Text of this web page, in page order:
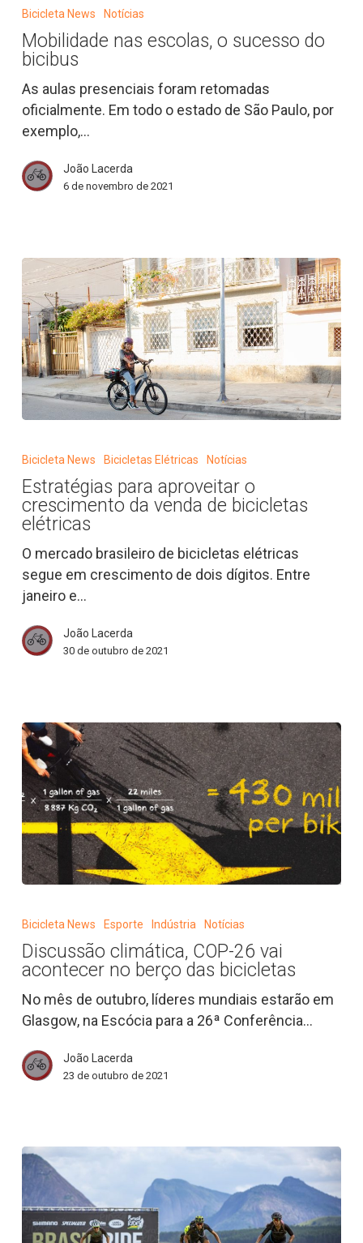
nas
o
sucesso
do
bicibus
Bicicleta News Notícias
Mobilidade nas escolas, o sucesso do
bicibus
As aulas presenciais foram retomadas
oficialmente. Em todo o estado de São Paulo, por
exemplo,…
João Lacerda
6 de novembro de 2021
o
crescimento
da
venda
de
bicicletas
Bicicleta News Bicicletas Elétricas Notícias
Estratégias para aproveitar o
crescimento da venda de bicicletas
elétricas
O mercado brasileiro de bicicletas elétricas
segue em crescimento de dois dígitos. Entre
janeiro e…
João Lacerda
30 de outubro de 2021
26
vai
acontecer
no
das
bicicletas
Bicicleta News Esporte Indústria Notícias
Discussão climática, COP-26 vai
acontecer no berço das bicicletas
No mês de outubro, líderes mundiais estarão em
Glasgow, na Escócia para a 26ª Conferência…
João Lacerda
23 de outubro de 2021